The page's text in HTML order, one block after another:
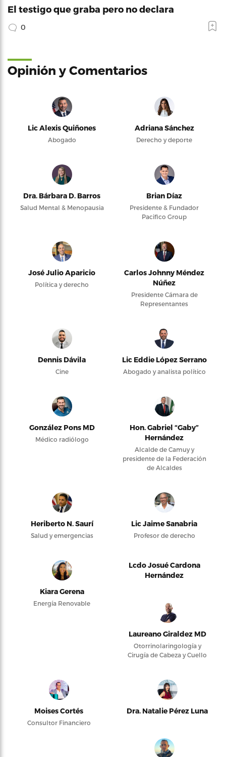
El testigo que graba pero no declara
0
Opinión y Comentarios
Lic Alexis Quiñones
Abogado
Adriana Sánchez
Derecho y deporte
Dra. Bárbara D. Barros
Salud Mental & Menopausia
Brian Díaz
Presidente & Fundador
Pacifico Group
José Julio Aparicio
Política y derecho
Carlos Johnny Méndez
Núñez
Presidente Cámara de
Representantes
Dennis Dávila
Cine
Lic Eddie López Serrano
Abogado y analista político
González Pons MD
Médico radiólogo
Hon. Gabriel “Gaby”
Hernández
Alcalde de Camuy y
presidente de la Federación
de Alcaldes
Heriberto N. Saurí
Salud y emergencias
Lic Jaime Sanabria
Profesor de derecho
Kiara Gerena
Energía Renovable
Lcdo Josué Cardona
Hernández
Laureano Giraldez MD
Otorrinolaringología y
Cirugía de Cabeza y Cuello
Moises Cortés
Consultor Financiero
Dra. Natalie Pérez Luna